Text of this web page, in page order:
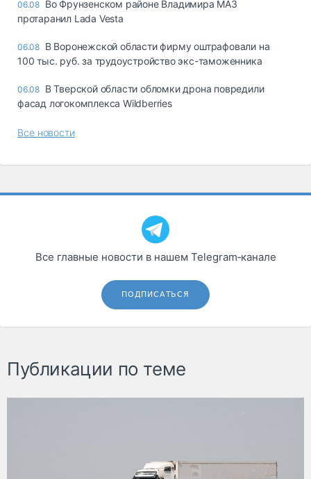
06.08 Во Фрунзенском районе Владимира МАЗ
протаранил Lada Vesta
06.08 В Воронежской области фирму оштрафовали на
100 тыс. руб. за трудоустройство экс-таможенника
06.08 В Тверской области обломки дрона повредили
фасад логокомплекса Wildberries
Все новости
Все главные новости в нашем Telegram‑канале
ПОДПИСАТЬСЯ
Публикации по теме